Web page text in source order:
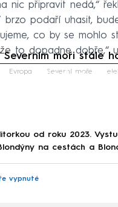
nic připravit nedá,“
brzo podaří uhasit,
co by se mohlo
to dopadne dobře,“
V Severním moři stále
Failed to
Evropa Severní moře
od roku 2023.
na cestách a
vypnuté